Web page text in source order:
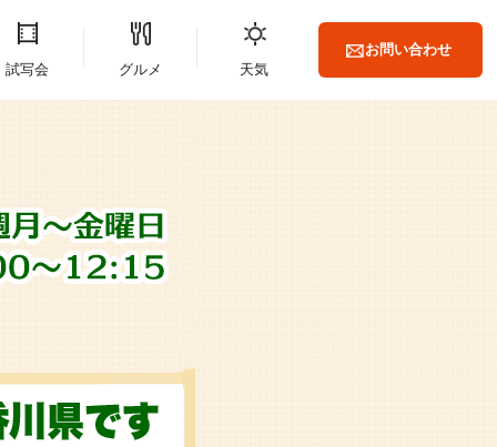
試写会 グルメ 天気
お問い合わせ